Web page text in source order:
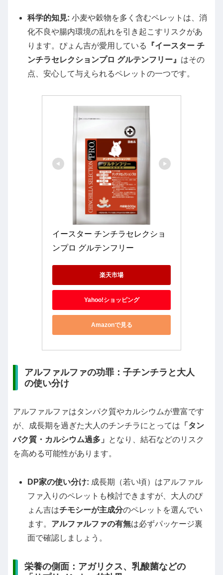
科学的知見: 小麦や穀物を多く含むペレットは、消
化不良や腸内環境の乱れを引き起こすリスクがあ
ります。ぴょん吉が愛用している
『イースター チ
ンチラセレクションプロ グルテンフリー』 はその
点、安心して与えられるペレットの一つです。
イースター チンチラセレクショ
ンプロ グルテンフリー
楽天市場
Yahoo!ショッピング
Amazonで見る
アルファルファの功罪：子チンチラと大人
の使い分け
アルファルファはタンパク質やカルシウムが豊富です
が、成長期を過ぎた大人のチンチラにとっては 「タン
パク質・カルシウム過多」
となり、結石などのリスク
を高める可能性があります。
DP家の使い分け: 成長期（若い頃）はアルファル
ファ入りのペレットも検討できますが、大人のぴ
ょん吉はチモシーが主成分のペレットを選んでい
ます。 アルファルファの有無は必ずパッケージ裏
面で確認しましょう。
栄養の側面：アガリクス、乳酸菌などの